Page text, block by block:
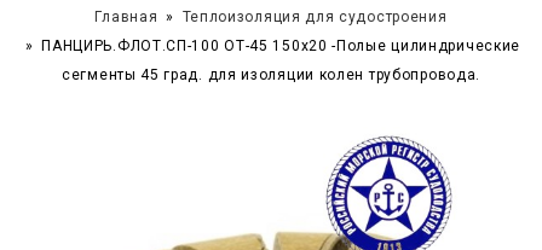
Главная
Теплоизоляция для судостроения
ПАНЦИРЬ.ФЛОТ.СП-100 ОТ-45 150x20 -Полые цилиндрические
сегменты 45 град. для изоляции колен трубопровода.